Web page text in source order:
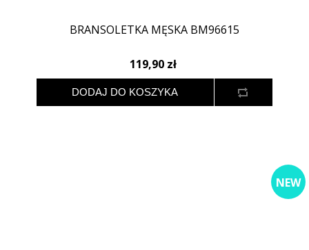
BRANSOLETKA MĘSKA BM96615
119,90 zł
NEW